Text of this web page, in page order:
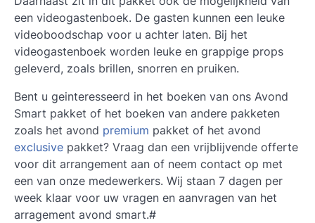
een videogastenboek. De gasten kunnen een leuke
videoboodschap voor u achter laten. Bij het
videogastenboek worden leuke en grappige props
geleverd, zoals brillen, snorren en pruiken.
Bent u geinteresseerd in het boeken van ons Avond
Smart pakket of het boeken van andere pakketen
zoals het avond premium pakket of het avond
exclusive pakket? Vraag dan een vrijblijvende offerte
voor dit arrangement aan of neem contact op met
een van onze medewerkers. Wij staan 7 dagen per
week klaar voor uw vragen en aanvragen van het
arragement avond smart.#